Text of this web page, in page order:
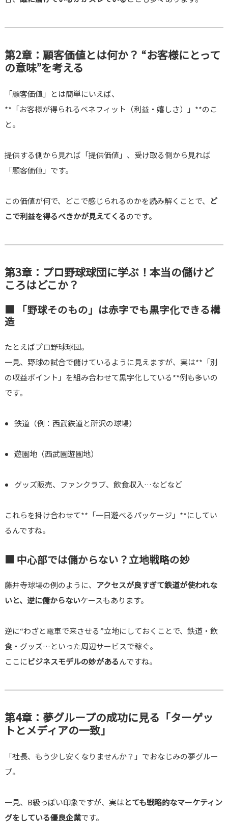
第2章：顧客価値とは何か？ “お客様にとって
の意味”を考える
「顧客価値」とは簡単にいえば、
**「お客様が得られるベネフィット（利益・嬉しさ）」**のこ
と。
提供する側から見れば「提供価値」、受け取る側から見れば
「顧客価値」です。
この価値が何で、どこで感じられるのかを読み解くことで、 ど
こで利益を得るべきかが見えてくるのです。
第3章：プロ野球球団に学ぶ！本当の儲けど
ころはどこか？
■ 「野球そのもの」は赤字でも黒字化できる構
造
たとえばプロ野球球団。
一見、野球の試合で儲けているように見えますが、実は**「別
の収益ポイント」を組み合わせて黒字化している**例も多いの
です。
鉄道（例：西武鉄道と所沢の球場）
遊園地（西武園遊園地）
グッズ販売、ファンクラブ、飲食収入…などなど
これらを掛け合わせて**「一日遊べるパッケージ」**にしてい
るんですね。
■ 中心部では儲からない？立地戦略の妙
藤井寺球場の例のように、 アクセスが良すぎて鉄道が使われな
いと、逆に儲からないケースもあります。
逆に“わざと電車で来させる”立地にしておくことで、鉄道・飲
食・グッズ…といった周辺サービスで稼ぐ。
ここにビジネスモデルの妙があるんですね。
第4章：夢グループの成功に見る「ターゲッ
トとメディアの一致」
「社長、もう少し安くなりませんか？」でおなじみの夢グルー
プ。
一見、B級っぽい印象ですが、実はとても戦略的なマーケティン
グをしている優良企業です。